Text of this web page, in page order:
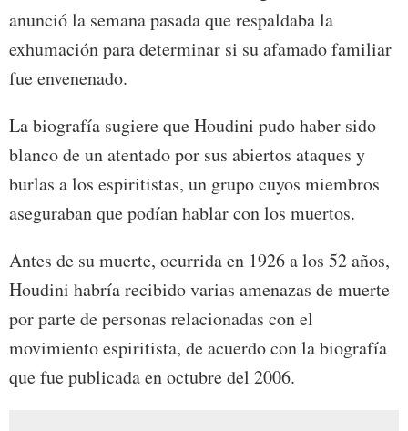
anunció la semana pasada que respaldaba la
exhumación para determinar si su afamado familiar
fue envenenado.
La biografía sugiere que Houdini pudo haber sido
blanco de un atentado por sus abiertos ataques y
burlas a los espiritistas, un grupo cuyos miembros
aseguraban que podían hablar con los muertos.
Antes de su muerte, ocurrida en 1926 a los 52 años,
Houdini habría recibido varias amenazas de muerte
por parte de personas relacionadas con el
movimiento espiritista, de acuerdo con la biografía
que fue publicada en octubre del 2006.